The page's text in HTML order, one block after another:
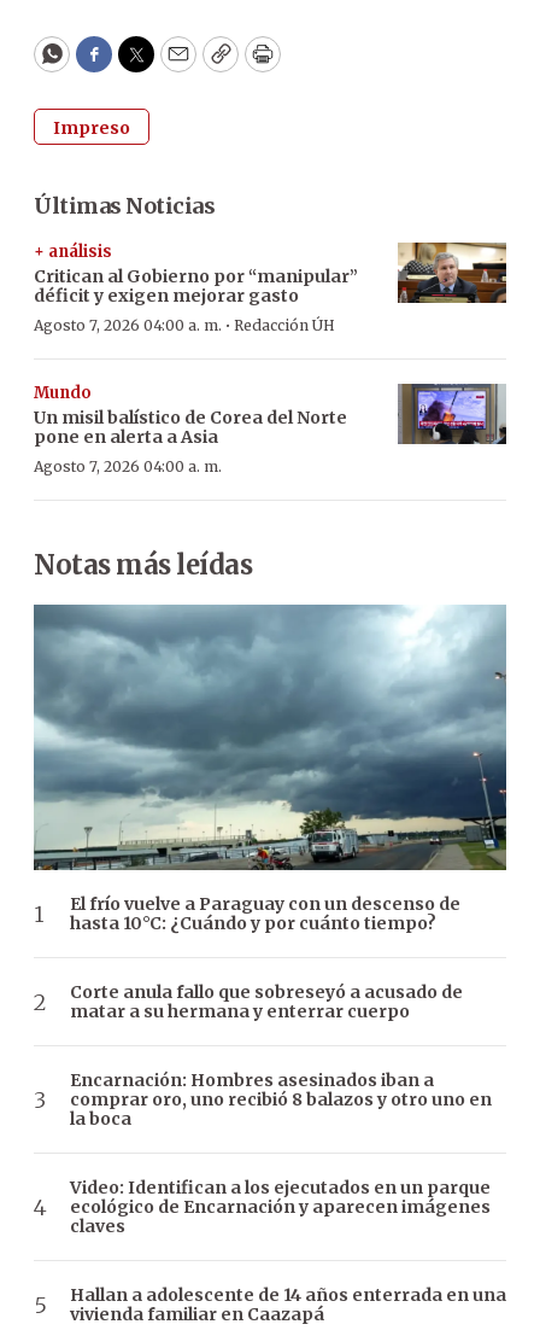
WhatsApp
Facebook
Twitter
EmailCopyPrint
Impreso
Últimas Noticias
+ análisis
Critican al Gobierno por “manipular”
déficit y exigen mejorar gasto
Agosto 7, 2026 04:00 a. m. · Redacción ÚH
Mundo
Un misil balístico de Corea del Norte
pone en alerta a Asia
Agosto 7, 2026 04:00 a. m.
Notas más leídas
El frío vuelve a Paraguay con un descenso de
hasta 10°C: ¿Cuándo y por cuánto tiempo?
Corte anula fallo que sobreseyó a acusado de
matar a su hermana y enterrar cuerpo
Encarnación: Hombres asesinados iban a
comprar oro, uno recibió 8 balazos y otro uno en
la boca
Video: Identifican a los ejecutados en un parque
ecológico de Encarnación y aparecen imágenes
claves
Hallan a adolescente de 14 años enterrada en una
vivienda familiar en Caazapá